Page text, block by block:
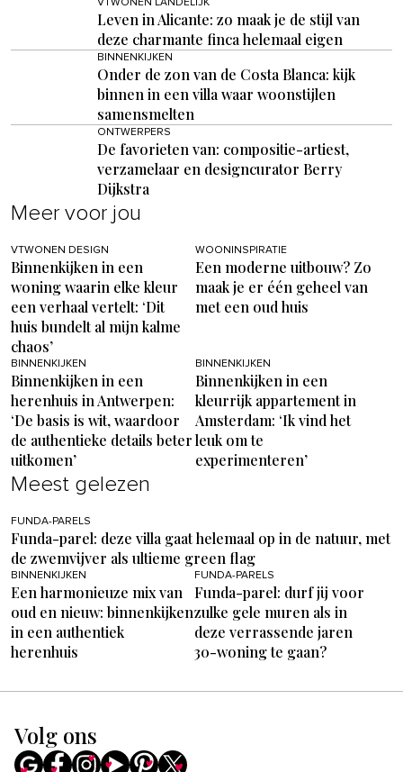
VTWONEN LANDELIJK
Leven in Alicante: zo maak je de stijl van
deze charmante finca helemaal eigen
BINNENKIJKEN
Onder de zon van de Costa Blanca: kijk
binnen in een villa waar woonstijlen
samensmelten
ONTWERPERS
De favorieten van: compositie-artiest,
verzamelaar en designcurator Berry
Dijkstra
Meer voor jou
VTWONEN DESIGN
Binnenkijken in een
woning waarin elke kleur
een verhaal vertelt: ‘Dit
huis bundelt al mijn kalme
chaos’
WOONINSPIRATIE
Een moderne uitbouw? Zo
maak je er één geheel van
met een oud huis
BINNENKIJKEN
Binnenkijken in een
herenhuis in Antwerpen:
‘De basis is wit, waardoor
de authentieke details beter
uitkomen’
BINNENKIJKEN
Binnenkijken in een
kleurrijk appartement in
Amsterdam: ‘Ik vind het
leuk om te
experimenteren’
Meest gelezen
FUNDA-PARELS
Funda-parel: deze villa gaat helemaal op in de natuur, met
de zwemvijver als ultieme green flag
BINNENKIJKEN
Een harmonieuze mix van
oud en nieuw: binnenkijken
in een authentiek
herenhuis
FUNDA-PARELS
Funda-parel: durf jij voor
zulke gele muren als in
deze verrassende jaren
30-woning te gaan?
Volg ons